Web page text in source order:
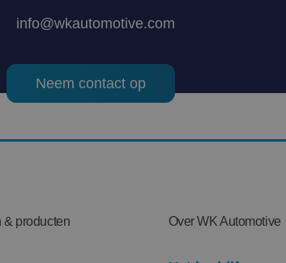
info@wkautomotive.com
Neem contact op
& producten Over WK Automotive